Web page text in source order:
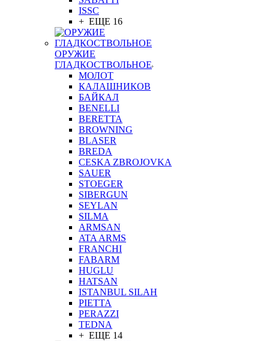
ISSC
+ ЕЩЕ 16
ОРУЖИЕ
ГЛАДКОСТВОЛЬНОЕ
МОЛОТ
КАЛАШНИКОВ
БАЙКАЛ
BENELLI
BERETTA
BROWNING
BLASER
BREDA
CESKA ZBROJOVKA
SAUER
STOEGER
SIBERGUN
SEYLAN
SILMA
ARMSAN
ATA ARMS
FRANCHI
FABARM
HUGLU
HATSAN
ISTANBUL SILAH
PIETTA
PERAZZI
TEDNA
+ ЕЩЕ 14